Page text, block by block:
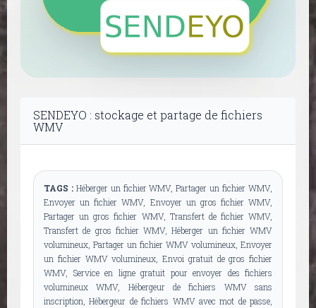
SENDEYO : stockage et partage de fichiers
WMV
TAGS :Héberger un fichier WMV, Partager un fichier WMV,
Envoyer un fichier WMV, Envoyer un gros fichier WMV,
Partager un gros fichier WMV, Transfert de fichier WMV,
Transfert de gros fichier WMV, Héberger un fichier WMV
volumineux, Partager un fichier WMV volumineux, Envoyer
un fichier WMV volumineux, Envoi gratuit de gros fichier
WMV, Service en ligne gratuit pour envoyer des fichiers
volumineux WMV, Hébergeur de fichiers WMV sans
inscription, Hébergeur de fichiers WMV avec mot de passe,